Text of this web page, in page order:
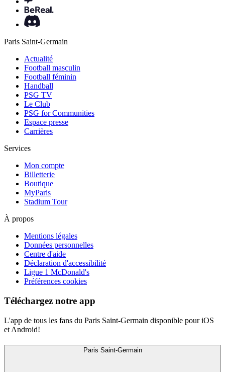
Paris Saint-Germain
Actualité
Football masculin
Football féminin
Handball
PSG TV
Le Club
PSG for Communities
Espace presse
Carrières
Services
Mon compte
Billetterie
Boutique
MyParis
Stadium Tour
À propos
Mentions légales
Données personnelles
Centre d'aide
Déclaration d'accessibilité
Ligue 1 McDonald's
Préférences cookies
Téléchargez notre app
L'app de tous les fans du Paris Saint-Germain disponible pour iOS
et Android!
Paris Saint-Germain